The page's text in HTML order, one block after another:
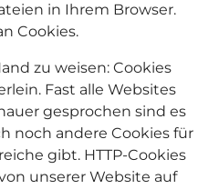
in Ihrem Browser.
Cookies.
zu weisen: Cookies
Fast alle Websites
gesprochen sind es
noch andere Cookies für
gibt. HTTP-Cookies
unserer Website auf